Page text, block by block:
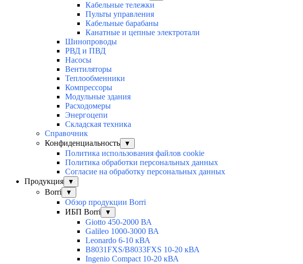
Кабельные тележки
Пульты управления
Кабельные барабаны
Канатные и цепные электротали
Шинопроводы
РВД и ПВД
Насосы
Вентиляторы
Теплообменники
Компрессоры
Модульные здания
Расходомеры
Энергоцепи
Складская техника
Справочник
Конфиденциальность
▼
Политика использования файлов cookie
Политика обработки персональных данных
Согласие на обработку персональных данных
Продукция
▼
Borri ▼
Обзор продукции Borri
ИБП Borri
▼
Giotto 450-2000 ВА
Galileo 1000-3000 ВА
Leonardo 6-10 кВА
B8031FXS/B8033FXS 10-20 кВА
Ingenio Compact 10-20 кВА